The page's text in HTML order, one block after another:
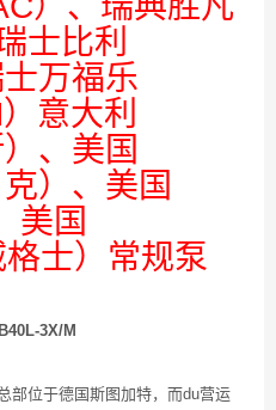
士比利
士万福乐
意大利
、美国
）、美国
美国
士）常规泵
3X/M
部位于德国斯图加特，而du营运